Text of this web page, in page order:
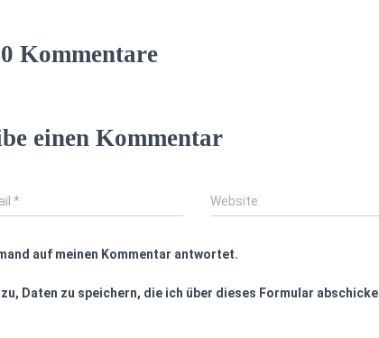
0 Kommentare
einen Kommentar
* Website
auf meinen Kommentar antwortet.
Daten zu speichern, die ich über dieses Formular abschicke